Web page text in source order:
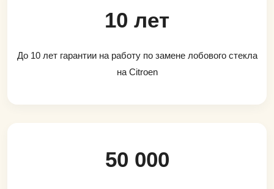
10 лет
До 10 лет гарантии на работу по замене лобового стекла
на Citroen
50 000